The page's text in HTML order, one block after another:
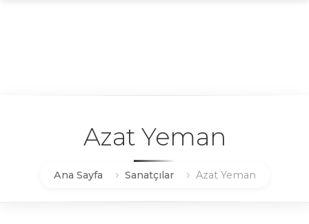
Azat Yeman
Ana Sayfa Sanatçılar Azat Yeman